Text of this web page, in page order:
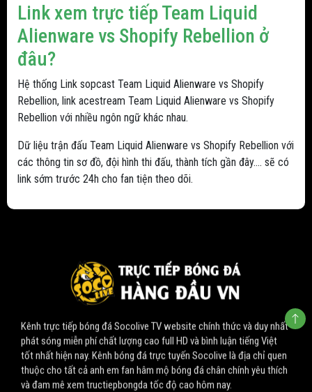
Link xem trực tiếp Team Liquid
Alienware vs Shopify Rebellion ở
đâu?
Hệ thống Link sopcast Team Liquid Alienware vs Shopify
Rebellion, link acestream Team Liquid Alienware vs Shopify
Rebellion với nhiều ngôn ngữ khác nhau.
Dữ liệu trận đấu Team Liquid Alienware vs Shopify Rebellion với
các thông tin sơ đồ, đội hình thi đấu, thành tích gần đây.... sẽ có
link sớm trước 24h cho fan tiện theo dõi.
Kênh trực tiếp bóng đá Socolive TV website chính thức và duy nhất
phát sóng miễn phí chất lượng cao full HD và bình luận tiếng Việt
tốt nhất hiện nay. Kênh bóng đá trực tuyến Socolive là địa chỉ quen
thuộc cho tất cả anh em fan hâm mộ bóng đá chân chính yêu thích
và đam mê xem tructiepbongda tốc độ cao hôm nay.